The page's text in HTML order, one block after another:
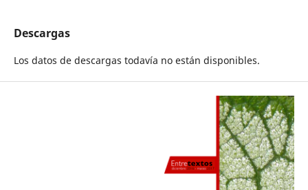
Descargas
Los datos de descargas todavía no están disponibles.